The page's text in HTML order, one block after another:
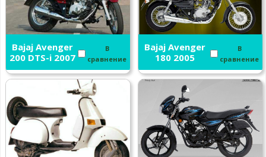
Bajaj Avenger
200 DTS-i 2007
В
сравнение
Bajaj Avenger
180 2005
В
сравнение